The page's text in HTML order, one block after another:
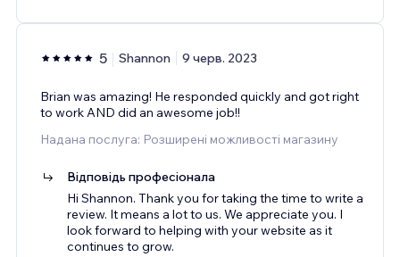
5 Shannon 9 черв. 2023
Brian was amazing! He responded quickly and got right
to work AND did an awesome job!!
Надана послуга: Розширені можливості магазину
Відповідь професіонала
Hi Shannon. Thank you for taking the time to write a
review. It means a lot to us. We appreciate you. I
look forward to helping with your website as it
continues to grow.